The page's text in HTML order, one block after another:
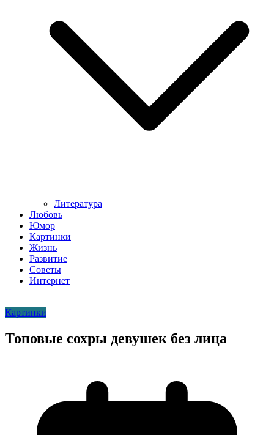
Литература
Любовь
Юмор
Картинки
Жизнь
Развитие
Советы
Интернет
Картинки
Топовые сохры девушек без лица